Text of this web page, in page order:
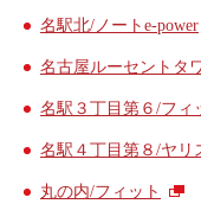
名駅北/ノートe-power
名古屋ルーセントタ
名駅３丁目第６/フィ
名駅４丁目第８/ヤリ
丸の内/フィット